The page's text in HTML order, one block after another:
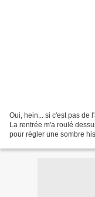
Oui, hein... si c'est pas de
La rentrée m'a roulé
pour régler une sombre